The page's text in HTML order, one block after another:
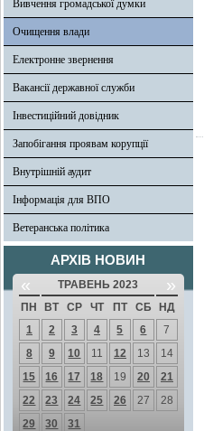
Вивчення громадської думки
Очищення влади
Електронне звернення
Вакансії державної служби
Інвестиційний довідник
Запобігання проявам корупції
Внутрішній аудит
Інформація для ВПО
Ветеранська політика
АРХІВ НОВИН
« ТРАВЕНЬ 2023 »
ПН ВТ СР ЧТ ПТ СБ
НД
1
2 3 4 5 6
7
8
9 10 11 12 13
14
15
16 17 18 19 20
21
22
23 24 25 26 27
28
29
30 31